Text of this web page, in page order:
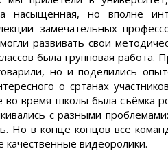
насыщенная, но вполне
замечательных
развивать свои
была групповая работа.
но и поделились
о сртанах
во время школы была съёмка
с разными
Но в конце концов все
качественные видеоролики.